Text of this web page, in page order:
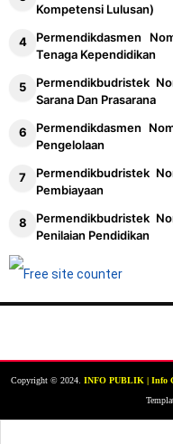
Kompetensi Lulusan)
Permendikdasmen
Tenaga Kependidikan
Permendikbudristek
Sarana Dan Prasarana
Permendikdasmen
Pengelolaan
Permendikbudristek
Pembiayaan
Permendikbudristek
Penilaian Pendidikan
Copyright © 2024. INFO PUBLIK | Info